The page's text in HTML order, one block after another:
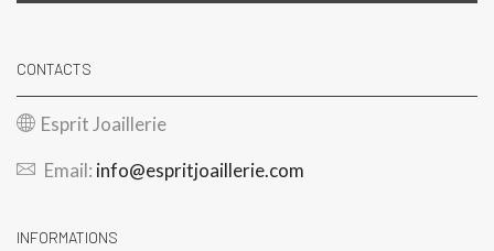
CONTACTS
Esprit Joaillerie
Email: info@espritjoaillerie.com
INFORMATIONS